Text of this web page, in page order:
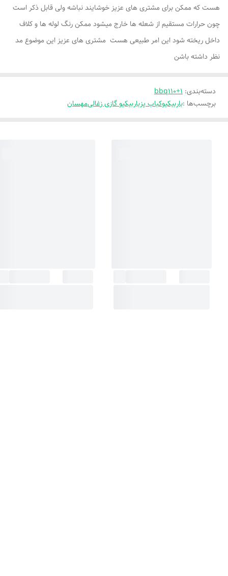
هست که ممکن برای مشتری های عزیز خوشایند نباشه ولی قابل ذکر است
چون حرارات مستقیم از شعله ها خارج میشود ممکن رنگ لوله ها و کلاف
داخل ریخته شود این امر طبیعی هست مشتری های عزیز این موضوع مد
نظر داشته باشن
دسته‌بندی:
bbq110+1
برچسب‌ها :باربیکیوکباب پزباربیکیو گازی زغالیمهسان